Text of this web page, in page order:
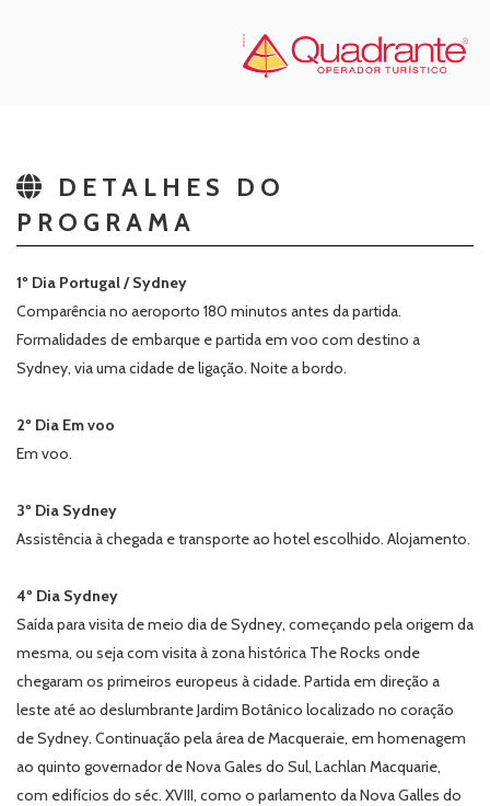
DETALHES DO
PROGRAMA
1º Dia Portugal / Sydney
Comparência no aeroporto 180 minutos antes da partida.
Formalidades de embarque e partida em voo com destino a
Sydney, via uma cidade de ligação. Noite a bordo.
2º Dia Em voo
Em voo.
3º Dia Sydney
Assistência à chegada e transporte ao hotel escolhido. Alojamento.
4º Dia Sydney
Saída para visita de meio dia de Sydney, começando pela origem da
mesma, ou seja com visita à zona histórica The Rocks onde
chegaram os primeiros europeus à cidade. Partida em direção a
leste até ao deslumbrante Jardim Botânico localizado no coração
de Sydney. Continuação pela área de Macqueraie, em homenagem
ao quinto governador de Nova Gales do Sul, Lachlan Macquarie,
com edifícios do séc. XVIII, como o parlamento da Nova Galles do